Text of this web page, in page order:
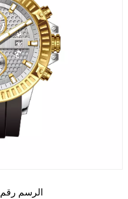
الرسم رقم 85223-أ110